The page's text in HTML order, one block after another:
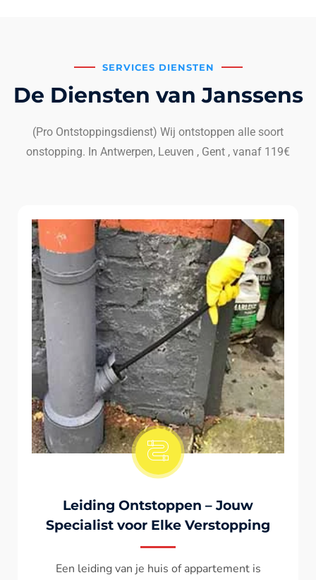
SERVICES DIENSTEN
De Diensten van Janssens
(Pro Ontstoppingsdienst) Wij ontstoppen alle soort
onstopping. In Antwerpen, Leuven , Gent , vanaf 119€
Onstopping Van Wc-Tiolet
Wc spoelt niet meer door ? het water komt
terug ? ontstoppen wc , ontstopping wc , wc